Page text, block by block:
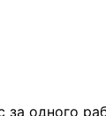
одного